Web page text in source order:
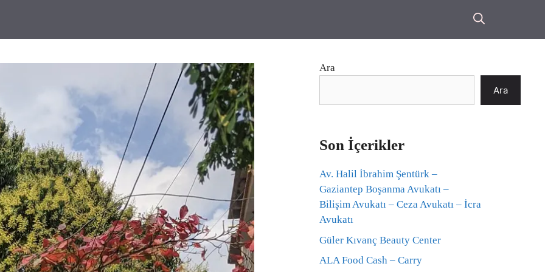
Ara
Ara
Son İçerikler
Av. Halil İbrahim Şentürk –
Gaziantep Boşanma Avukatı –
Bilişim Avukatı – Ceza Avukatı – İcra
Avukatı
Güler Kıvanç Beauty Center
ALA Food Cash – Carry